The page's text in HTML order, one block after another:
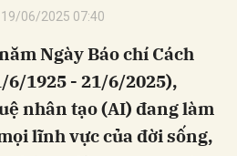
19/06/2025 07:40
Ngày Báo chí Cách
6/1925 - 21/6/2025),
nhân tạo (AI) đang làm
lĩnh vực của đời sống,
Hủy Gửi